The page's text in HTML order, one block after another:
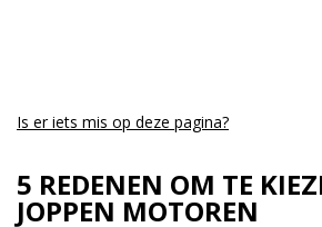
Is er iets mis op deze pagina?
5 REDENEN OM TE
JOPPEN MOTOREN